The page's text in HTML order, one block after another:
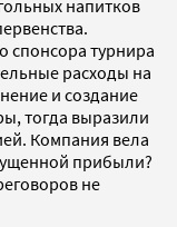
напитков
спонсора турнира
расходы на
и создание
тогда выразили
Компания вела
прибыли?
не